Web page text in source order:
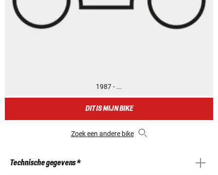
1987 - ...
DIT IS MIJN BIKE
Zoek een andere bike
Technische gegevens *